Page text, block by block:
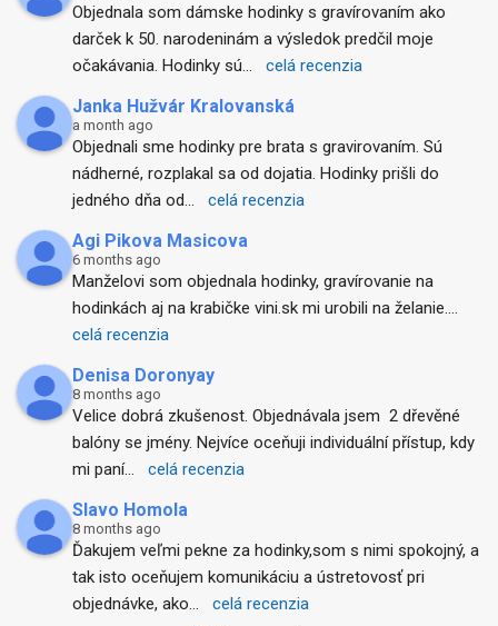
Objednala som dámske hodinky s gravírovaním ako
darček k 50. narodeninám a výsledok predčil moje
očakávania. Hodinky sú
celá recenzia
Janka Hužvár Kralovanská
a month ago
Objednali sme hodinky pre brata s gravirovaním. Sú
nádherné, rozplakal sa od dojatia. Hodinky prišli do
jedného dňa od
celá recenzia
Agi Pikova Masicova
6 months ago
Manželovi som objednala hodinky, gravírovanie na
hodinkách aj na krabičke vini.sk mi urobili na želanie.
celá recenzia
Denisa Doronyay
8 months ago
Velice dobrá zkušenost. Objednávala jsem  2 dřevěné
balóny se jmény. Nejvíce oceňuji individuální přístup, kdy
mi paní... celá recenzia
Slavo Homola
8 months ago
Ďakujem veľmi pekne za hodinky,som s nimi spokojný, a
tak isto oceňujem komunikáciu a ústretovosť pri
objednávke, ako
celá recenzia